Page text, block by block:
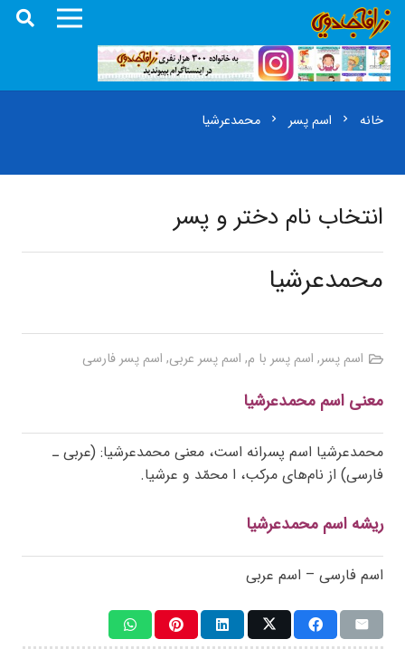
خانه chevron_right اسم پسر chevron_right محمدعرشیا
انتخاب نام دختر و پسر
محمدعرشیا
اسم پسر, اسم پسر با م, اسم پسر عربی, اسم پسر فارسی
معنی اسم محمدعرشیا
محمدعرشیا اسم پسرانه است، معنی محمدعرشیا: (عربی ـ
فارسی) از نام‌های مرکب، ا محمّد و عرشیا.
ریشه اسم محمدعرشیا
اسم فارسی – اسم عربی